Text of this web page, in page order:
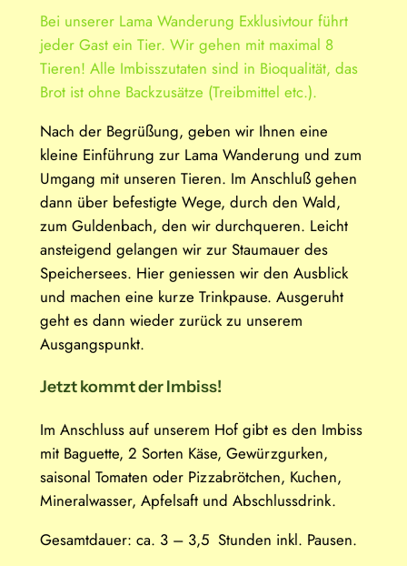
Bei unserer Lama Wanderung Exklusivtour führt
jeder Gast ein Tier. Wir gehen mit maximal 8
Tieren! Alle Imbisszutaten sind in Bioqualität, das
Brot ist ohne Backzusätze (Treibmittel etc.).
Nach der Begrüßung, geben wir Ihnen eine
kleine Einführung zur Lama Wanderung und zum
Umgang mit unseren Tieren. Im Anschluß gehen
dann über befestigte Wege, durch den Wald,
zum Guldenbach, den wir durchqueren. Leicht
ansteigend gelangen wir zur Staumauer des
Speichersees. Hier geniessen wir den Ausblick
und machen eine kurze Trinkpause. Ausgeruht
geht es dann wieder zurück zu unserem
Ausgangspunkt.
Jetzt kommt der Imbiss!
Im Anschluss auf unserem Hof gibt es den Imbiss
mit Baguette, 2 Sorten Käse, Gewürzgurken,
saisonal Tomaten oder Pizzabrötchen, Kuchen,
Mineralwasser, Apfelsaft und Abschlussdrink.
Gesamtdauer: ca. 3 – 3,5 Stunden inkl. Pausen.